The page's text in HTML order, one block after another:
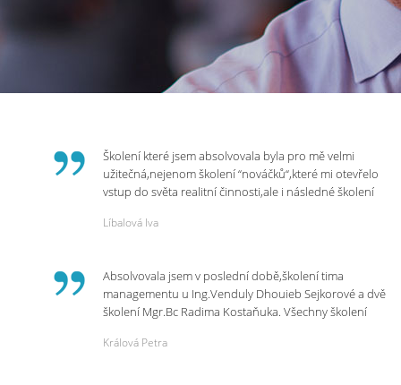
Školení které jsem absolvovala byla pro mě velmi
užitečná,nejenom školení “nováčků“,které mi otevřelo
vstup do světa realitní činnosti,ale i následné školení
p.Vendulce která s nesmírnou lidskostí,přesto
potřebná školení,která Realitní Akademie umožňuje.
Líbalová Iva
Absolvovala jsem v poslední době,školení tima
managementu u Ing.Venduly Dhouieb Sejkorové a dvě
školení Mgr.Bc Radima Kostaňuka. Všechny školení
práci a na život.
Králová Petra